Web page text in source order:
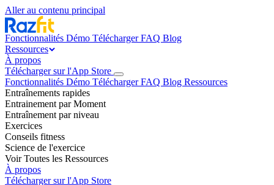
Aller au contenu principal
Fonctionnalités Démo TéléchargerFAQ Blog
Ressources
À propos
Télécharger sur l'App Store
Fonctionnalités Démo TéléchargerFAQ Blog Ressources
Entraînements rapides
Entrainement par Moment
Entraînement par niveau
Exercices
Conseils fitness
Science de l'exercice
Voir Toutes les Ressources
À propos
Télécharger sur l'App Store